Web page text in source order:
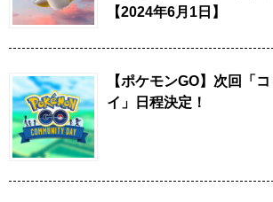
【2024年6月1日】
【ポケモンGO】次回「
イ」日程決定！